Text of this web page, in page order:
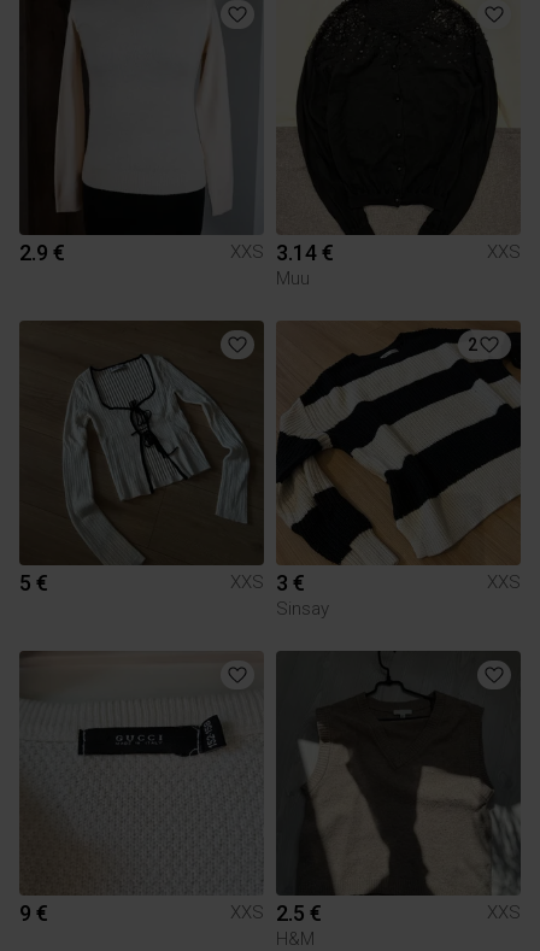
2.9 € XXS 3.14 €
XXS
Muu
5 € XXS
2
3 €
XXS
Sinsay
9 € XXS 2.5 €
XXS
H&M